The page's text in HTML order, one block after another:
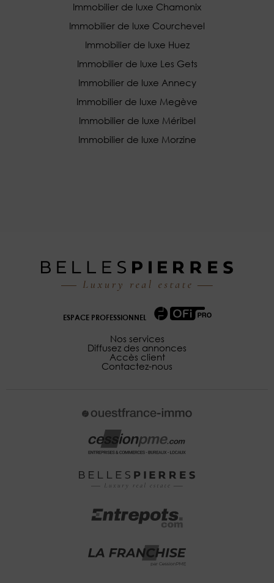
Immobilier de luxe Chamonix
Immobilier de luxe Courchevel
Immobilier de luxe Huez
Immobilier de luxe Les Gets
Immobilier de luxe Annecy
Immobilier de luxe Megève
Immobilier de luxe Méribel
Immobilier de luxe Morzine
ESPACE PROFESSIONNEL
Nos services
Diffusez des annonces
Accès client
Contactez-nous